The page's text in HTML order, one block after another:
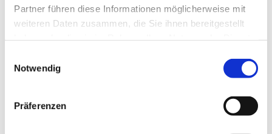
Partner führen diese Informationen möglicherweise mit
weiteren Daten zusammen, die Sie ihnen bereitgestellt
Notwendig
Präferenzen
Dies könnte Sie auch interessieren